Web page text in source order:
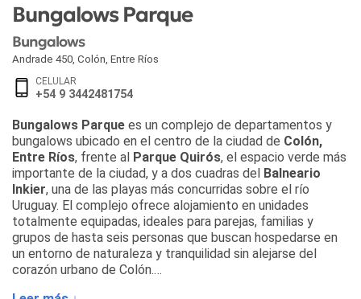
Bungalows Parque
Bungalows
Andrade 450 Colón Entre Ríos
CELULAR
+54 9 3442481754
Bungalows Parque es un complejo de departamentos y
bungalows ubicado en el centro de la ciudad de Colón,
Entre Ríos, frente al Parque Quirós, el espacio verde más
importante de la ciudad, y a dos cuadras del Balneario
Inkier, una de las playas más concurridas sobre el río
Uruguay. El complejo ofrece alojamiento en unidades
totalmente equipadas, ideales para parejas, familias y
grupos de hasta seis personas que buscan hospedarse en
un entorno de naturaleza y tranquilidad sin alejarse del
corazón urbano de Colón.